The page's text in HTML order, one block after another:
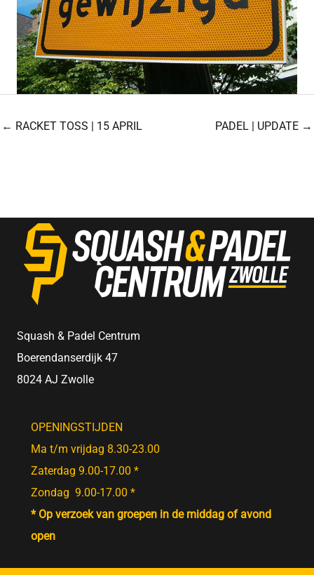
← RACKET TOSS | 15 APRIL PADEL | UPDATE →
Squash & Padel Centrum
Boerendanserdijk 47
8024 AJ Zwolle
OPENINGSTIJDEN
Ma t/m vrijdag 8.30-23.00
Zaterdag 9.00-17.00 *
Zondag 9.00-17.00 *
* Op verzoek van groepen in de middag of avond
open